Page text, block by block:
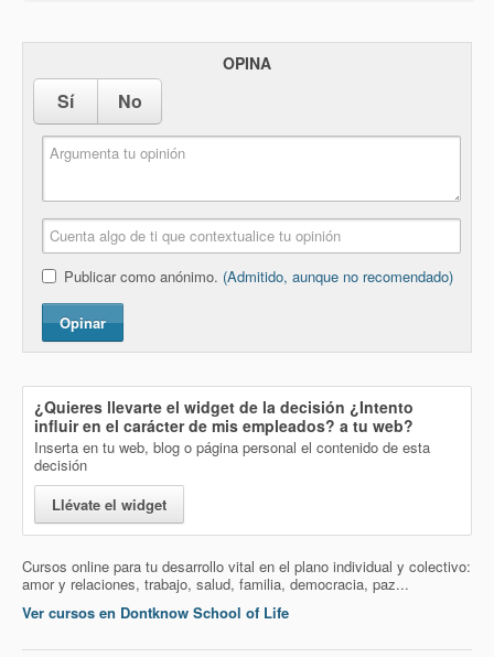
OPINA
Sí No
Publicar como anónimo. (Admitido, aunque no recomendado)
Opinar
¿Quieres llevarte el widget de la decisión ¿Intento
influir en el carácter de mis empleados? a tu web?
Inserta en tu web, blog o página personal el contenido de esta
decisión
Llévate el widget
Cursos online para tu desarrollo vital en el plano individual y colectivo:
amor y relaciones, trabajo, salud, familia, democracia, paz...
Ver cursos en Dontknow School of Life